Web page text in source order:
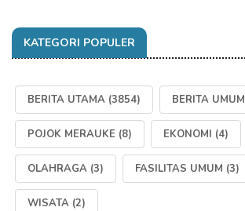
KATEGORI POPULER
BERITA UTAMA (3854) BERITA UMUM
POJOK MERAUKE (8) EKONOMI (4)
OLAHRAGA (3) FASILITAS UMUM (3)
WISATA (2)